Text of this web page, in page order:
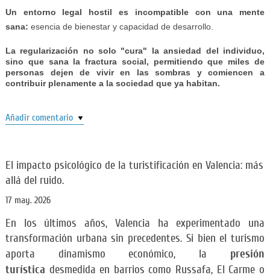
Un entorno legal hostil es incompatible con una mente
sana: esencia de bienestar y capacidad de desarrollo.
La regularización no solo "cura" la ansiedad del individuo,
sino que sana la fractura social, permitiendo que miles de
personas dejen de vivir en las sombras y comiencen a
contribuir plenamente a la sociedad que ya habitan.
Añadir comentario
El impacto psicológico de la turistificación en Valencia: más
allá del ruido.
17 may. 2026
En los últimos años, Valencia ha experimentado una
transformación urbana sin precedentes. Si bien el turismo
aporta dinamismo económico, la presión
turística desmedida en barrios como Russafa, El Carme o